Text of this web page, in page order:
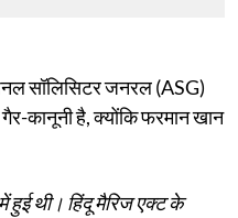
सॉलिसिटर जनरल (ASG)
गैर-कानूनी है, क्योंकि फरमान खान
हुई थी। हिंदू मैरिज एक्ट के